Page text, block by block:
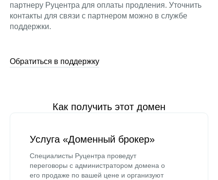
партнеру Руцентра для оплаты продления. Уточнить
контакты для связи с партнером можно в службе
поддержки.
Обратиться в поддержку
Как получить этот домен
Услуга «Доменный брокер»
Специалисты Руцентра проведут
переговоры с администратором домена о
его продаже по вашей цене и организуют